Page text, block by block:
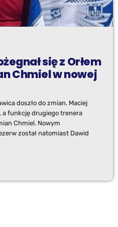
się z Orłem
Chmiel w nowej
doszło do zmian. Maciej
a funkcję drugiego trenera
Chmiel. Nowym
został natomiast Dawid